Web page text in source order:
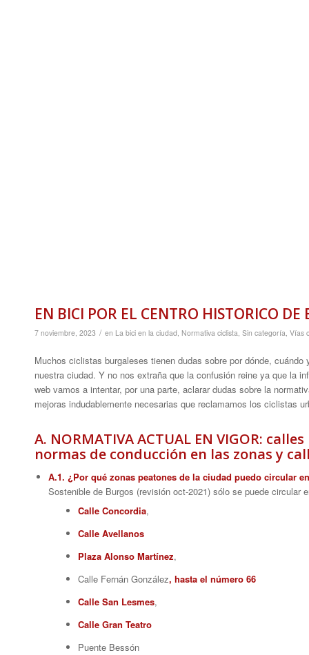
EN BICI POR EL CENTRO HISTORICO DE
7 noviembre, 2023 / en La bici en la ciudad, Normativa ciclista, Sin categoría, Vías
Muchos ciclistas burgaleses tienen dudas sobre por dónde,
nuestra ciudad. Y no nos extraña que la confusión reine ya que la
web vamos a intentar, por una parte, aclarar dudas sobre la
mejoras indudablemente necesarias que reclamamos los ciclistas
A. NORMATIVA ACTUAL EN VIGOR:
normas de conducción en las zonas y
A.1. ¿Por qué zonas peatones de la ciudad puedo circular
Sostenible de Burgos (revisión oct-2021) sólo se puede circular
Calle Concordia,
Calle Avellanos
Plaza Alonso Martínez,
Calle Fernán González, hasta el número 66
Calle San Lesmes,
Calle Gran Teatro
Puente Bessón